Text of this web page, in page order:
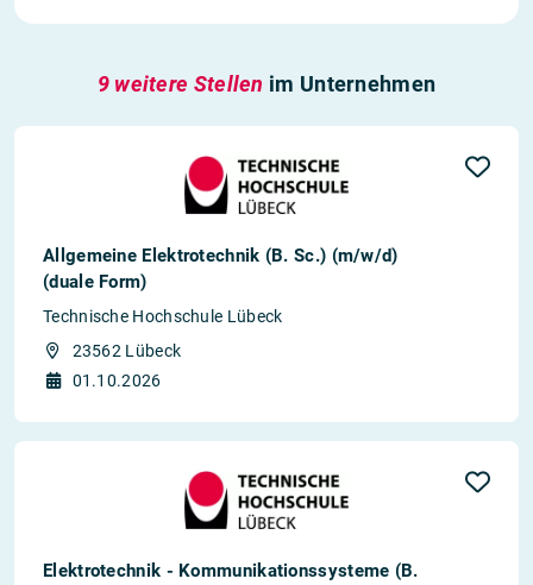
9 weitere Stellen im Unternehmen
Allgemeine Elektrotechnik (B. Sc.) (m/w/d)
(duale Form)
Technische Hochschule Lübeck
23562 Lübeck
01.10.2026
Elektrotechnik - Kommunikationssysteme (B.